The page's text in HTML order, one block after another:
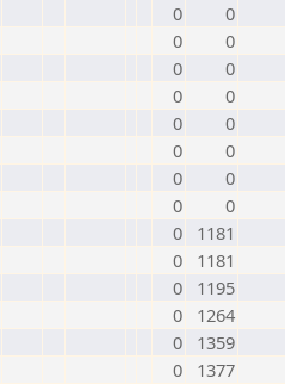
0
0
0
0
0
0
0
0
0
0
0
0
0
0
0
0
0
1181
0
1181
0
1195
0
1264
0
1359
0
1377